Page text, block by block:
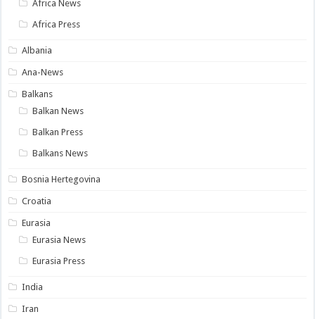
Africa News
Africa Press
Albania
Ana-News
Balkans
Balkan News
Balkan Press
Balkans News
Bosnia Hertegovina
Croatia
Eurasia
Eurasia News
Eurasia Press
India
Iran